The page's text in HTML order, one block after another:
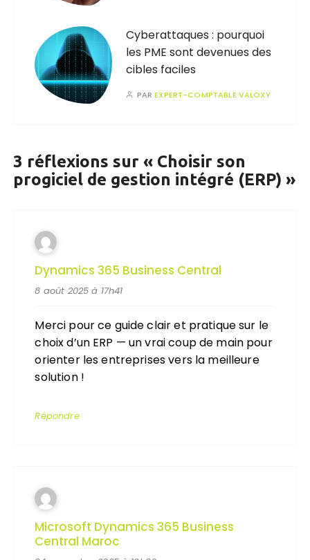
Cyberattaques : pourquoi
les PME sont devenues des
cibles faciles
PAREXPERT-COMPTABLE VALOXY
3 réflexions sur « Choisir son
progiciel de gestion intégré (ERP) »
Dynamics 365 Business Central
8 août 2025 à 17h41
Merci pour ce guide clair et pratique sur le
choix d’un ERP — un vrai coup de main pour
orienter les entreprises vers la meilleure
solution !
Répondre
Microsoft Dynamics 365 Business
Central Maroc